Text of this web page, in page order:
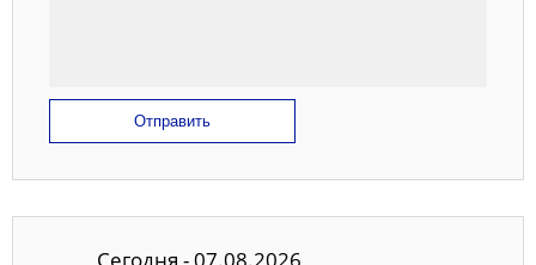
Отправить
Сегодня - 07.08.2026